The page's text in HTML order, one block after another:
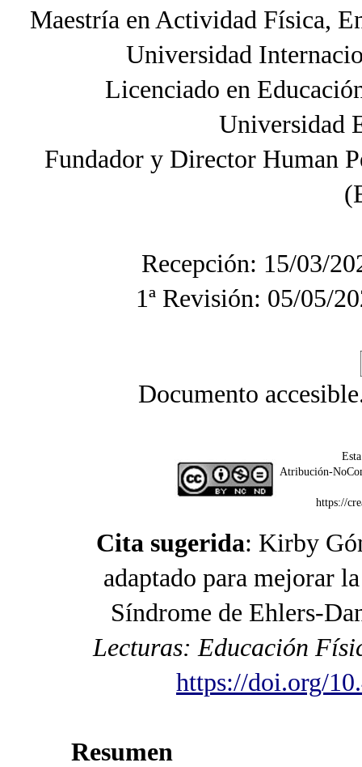
Maestría en Actividad Física,
Universidad
Licenciado en
Universidad
Fundador y Director Human
Recepción: 15/03/
1ª Revisión: 05/05/
Documento
Atribución-
https://
Cita sugerida: Kirby
adaptado para mejorar
Síndrome de Ehlers-
Lecturas: Educación
https://doi.org/
Resumen